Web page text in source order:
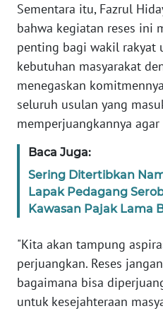
Sementara itu, Fazrul
bahwa kegiatan reses ini
penting bagi wakil rakyat
kebutuhan masyarakat
menegaskan
seluruh usulan yang
memperjuangkannya
Baca Juga:
Sering Ditertibkan
Lapak Pedagang
Kawasan Pajak Lama
"Kita akan tampung
perjuangkan. Reses
bagaimana bisa
untuk kesejahteraan
WN
NTT
KEPRI
WN
PAPUA
WN
PAPUA
BARAT
WN
RIAU
WN